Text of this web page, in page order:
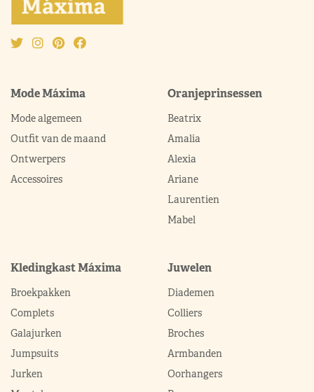
Mode Máxima
Mode algemeen
Outfit van de maand
Ontwerpers
Accessoires
Oranjeprinsessen
Beatrix
Amalia
Alexia
Ariane
Laurentien
Mabel
Kledingkast Máxima
Broekpakken
Complets
Galajurken
Jumpsuits
Jurken
Juwelen
Diademen
Colliers
Broches
Armbanden
Oorhangers